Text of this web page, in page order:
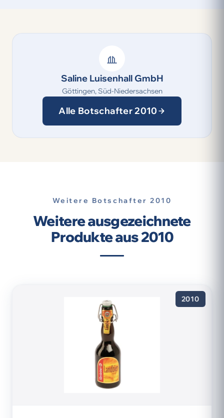
Saline Luisenhall GmbH
Göttingen, Süd-Niedersachsen
Alle Botschafter 2010
Weitere Botschafter 2010
Weitere ausgezeichnete
Produkte aus 2010
2010